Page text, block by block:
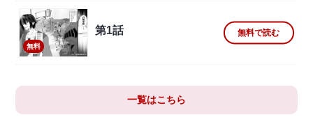
無料
第1話 無料で読む
一覧はこちら